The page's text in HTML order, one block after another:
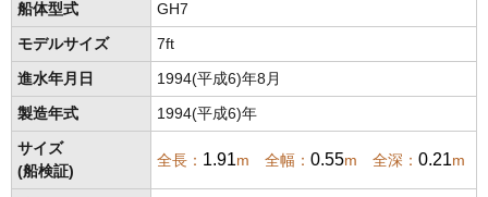
船体型式 GH7
モデルサイズ 7ft
進水年月日 1994(平成6)年8月
製造年式 1994(平成6)年
サイズ
(船検証)
全長： 1.91m 全幅： 0.55m 全深： 0.21m